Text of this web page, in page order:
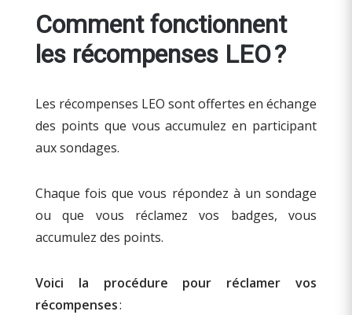
Comment fonctionnent
les récompenses LEO ?
Les récompenses LEO sont offertes en échange
des points que vous accumulez en participant
aux sondages.
Chaque fois que vous répondez à un sondage
ou que vous réclamez vos badges, vous
accumulez des points.
Voici la procédure pour réclamer vos
récompenses: